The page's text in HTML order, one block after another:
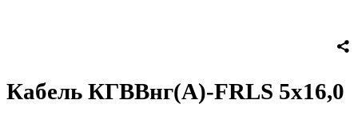
Кабель КГВВнг(А)-FRLS 5х16,0